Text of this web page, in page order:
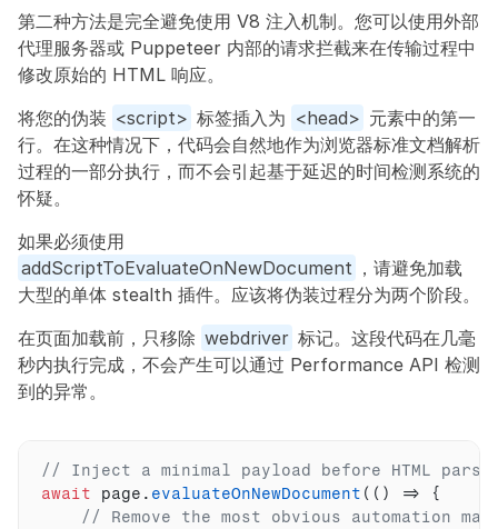
第二种方法是完全避免使用 V8 注入机制。您可以使用外部
代理服务器或 Puppeteer 内部的请求拦截来在传输过程中
修改原始的 HTML 响应。
将您的伪装 <script> 标签插入为 <head> 元素中的第一
行。在这种情况下，代码会自然地作为浏览器标准文档解析
过程的一部分执行，而不会引起基于延迟的时间检测系统的
怀疑。
addScriptToEvaluateOnNewDocument ，请避免加载
大型的单体 stealth 插件。应该将伪装过程分为两个阶段。
在页面加载前，只移除 webdriver 标记。这段代码在几毫
秒内执行完成，不会产生可以通过 Performance API 检测
到的异常。
// Inject a minimal payload before HTML
await
page . evaluateOnNewDocument ( ( ) =>
{
// Remove the most obvious automation